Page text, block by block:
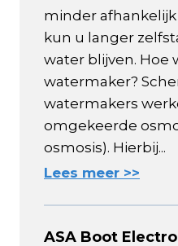
minder afhankelijk
kun u langer
water blijven. Hoe
watermaker?
watermakers
omgekeerde
osmosis). Hierbij...
Lees meer >>
ASA Boot